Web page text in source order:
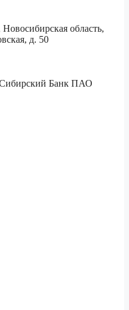
область,
д. 50
Сибирский Банк ПАО